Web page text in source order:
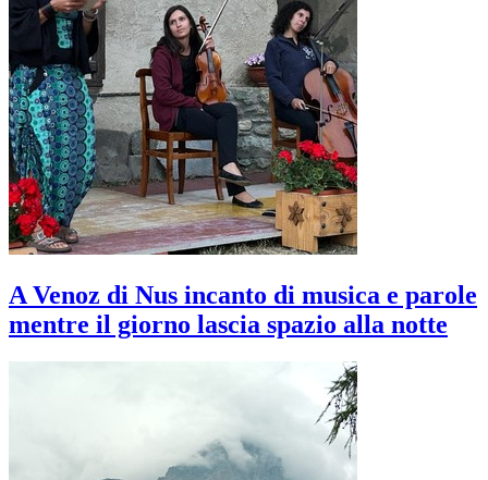
A Venoz di Nus incanto di musica e parole
mentre il giorno lascia spazio alla notte